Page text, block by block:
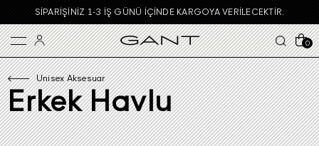
SIPARIŞINIZ 1-3 IŞ GÜNÜ IÇINDE KARGOYA VERILECEKTIR.
0
Unisex Aksesuar
Erkek Havlu